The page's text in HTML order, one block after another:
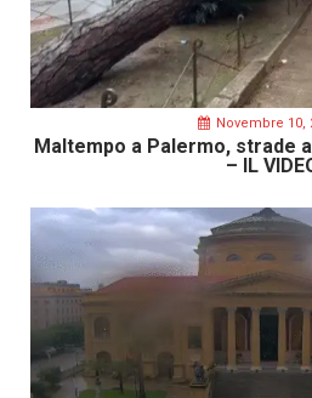
Novembre 10,
Maltempo a Palermo, strade
– IL